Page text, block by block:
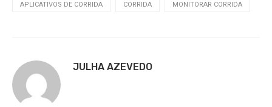
APLICATIVOS DE CORRIDA CORRIDA MONITORAR CORRIDA
JULHA AZEVEDO